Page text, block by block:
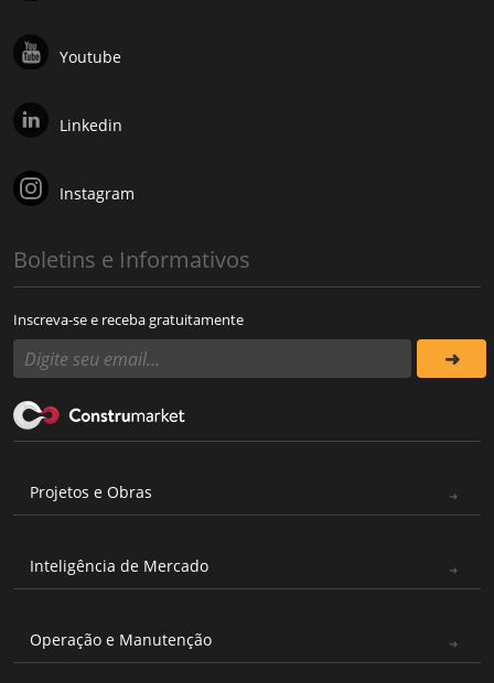
Youtube
Linkedin
Instagram
Boletins e Informativos
Inscreva-se e receba gratuitamente
Projetos e Obras
Inteligência de Mercado
Operação e Manutenção